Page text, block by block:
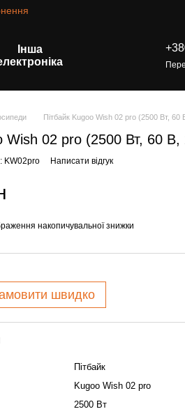
Інша
Пітбайк Kugoo Wish 02 pro (2500 Вт, 60
Wish 02 pro (2500 Вт, 60
KW02pro Написати відгук
накопичувальної знижки
швидко
Пітбайк
Kugoo Wish 02 pro
2500 Вт